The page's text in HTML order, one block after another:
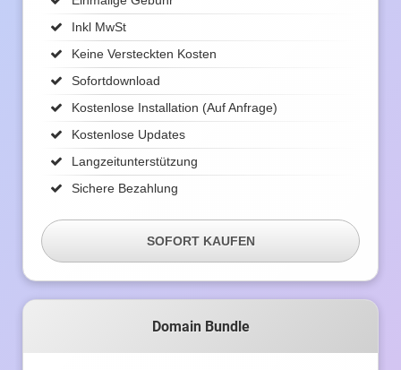
Inkl MwSt
Keine Versteckten Kosten
Sofortdownload
Kostenlose Installation (auf Anfrage)
Kostenlose Updates
Langzeitunterstützung
Sichere Bezahlung
SOFORT KAUFEN
Domain Bundle